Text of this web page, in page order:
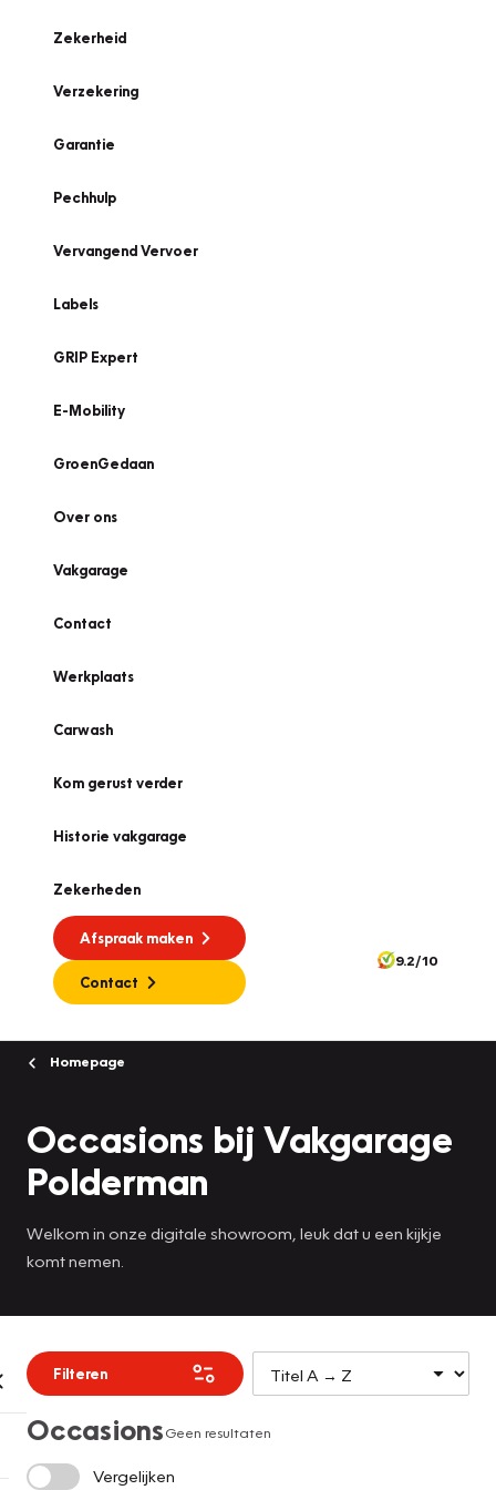
Zekerheid
Verzekering
Garantie
Pechhulp
Vervangend Vervoer
Labels
GRIP Expert
E-Mobility
GroenGedaan
Over ons
Vakgarage
Contact
Werkplaats
Carwash
Kom gerust verder
Historie vakgarage
Zekerheden
Afspraak maken
Contact
9.2/10
Homepage
Occasions bij Vakgarage
Polderman
Welkom in onze digitale showroom, leuk dat u een kijkje
komt nemen.
Filteren
OccasionsGeen resultaten
Vergelijken